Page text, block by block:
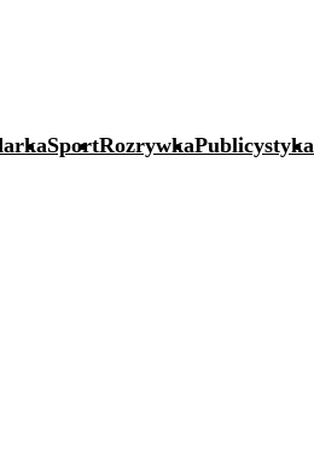
SportRozrywkaPublicystyka